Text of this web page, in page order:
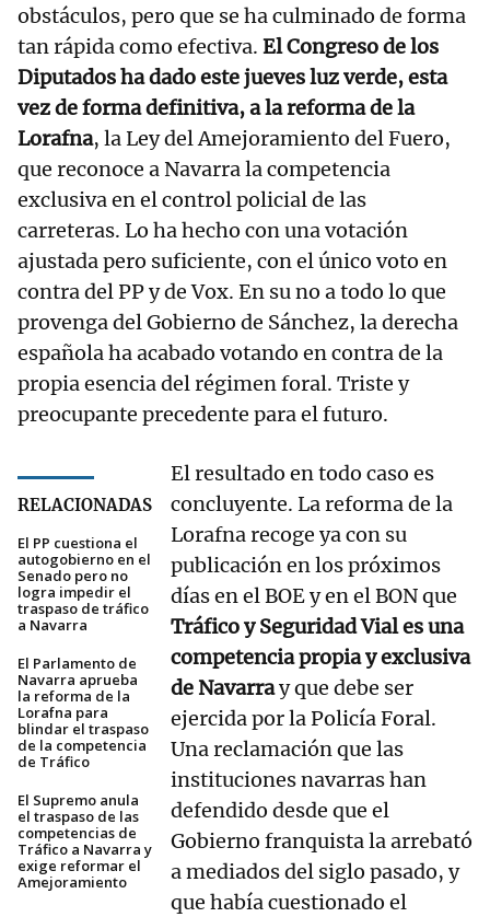
obstáculos, pero que se ha culminado de forma
tan rápida como efectiva. El Congreso de los
Diputados ha dado este jueves luz verde, esta
vez de forma definitiva, a la reforma de la
Lorafna, la Ley del Amejoramiento del Fuero,
que reconoce a Navarra la competencia
exclusiva en el control policial de las
carreteras. Lo ha hecho con una votación
ajustada pero suficiente, con el único voto en
contra del PP y de Vox. En su no a todo lo que
provenga del Gobierno de Sánchez, la derecha
española ha acabado votando en contra de la
propia esencia del régimen foral. Triste y
preocupante precedente para el futuro.
RELACIONADAS
El PP cuestiona el
autogobierno en el
Senado pero no
logra impedir el
traspaso de tráfico
a Navarra
El Parlamento de
Navarra aprueba
la reforma de la
Lorafna para
blindar el traspaso
de la competencia
de Tráfico
El Supremo anula
el traspaso de las
competencias de
Tráfico a Navarra y
exige reformar el
Amejoramiento
El resultado en todo caso es
concluyente. La reforma de la
Lorafna recoge ya con su
publicación en los próximos
días en el BOE y en el BON que
Tráfico y Seguridad Vial es una
competencia propia y exclusiva
de Navarray que debe ser
ejercida por la Policía Foral.
Una reclamación que las
instituciones navarras han
defendido desde que el
Gobierno franquista la arrebató
a mediados del siglo pasado, y
que había cuestionado el